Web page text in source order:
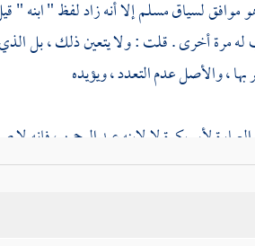
موافق لسياقمسلمإلا أنه زاد لفظ " ابنه "
مرة أخرى . قلت : ولا يتعين ذلك ، بل الذي
، والأصل عدم التعدد ، ويؤيده
لأبي بكرة لا لابنهعبد الرحمن ، فإنه لا
لهم بقصبة " .